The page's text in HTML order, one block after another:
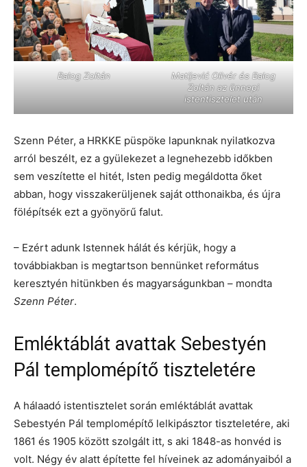
Balog Zoltán
Matijević Olivér és Balog
Zoltán az ünnepi
istentisztelet után
Szenn Péter, a HRKKE püspöke lapunknak nyilatkozva
arról beszélt, ez a gyülekezet a legnehezebb időkben
sem veszítette el hitét, Isten pedig megáldotta őket
abban, hogy visszakerüljenek saját otthonaikba, és újra
fölépítsék ezt a gyönyörű falut.
– Ezért adunk Istennek hálát és kérjük, hogy a
továbbiakban is megtartson bennünket református
keresztyén hitünkben és magyarságunkban – mondta
Szenn Péter.
Emléktáblát avattak Sebestyén
Pál templomépítő tiszteletére
A hálaadó istentisztelet során emléktáblát avattak
Sebestyén Pál templomépítő lelkipásztor tiszteletére, aki
1861 és 1905 között szolgált itt, s aki 1848-as honvéd is
volt. Négy év alatt építette fel híveinek az adományaiból a